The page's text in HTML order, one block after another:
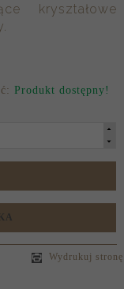
kryształowe
Produkt dostępny!
Wydrukuj stronę